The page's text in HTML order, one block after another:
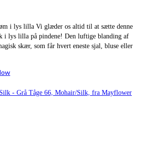
i lys lilla Vi glæder os altid til at sætte denne
i lys lilla på pindene! Den luftige blanding af
skær, som får hvert eneste sjal, bluse eller